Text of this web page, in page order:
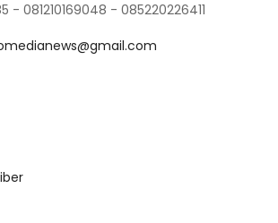
- 081210169048 - 085220226411